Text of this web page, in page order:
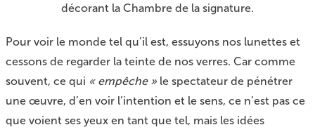
décorant la Chambre de la signature.
Pour voir le monde tel qu’il est, essuyons nos lunettes et
cessons de regarder la teinte de nos verres. Car comme
souvent, ce qui « empêche »le spectateur de pénétrer
une œuvre, d’en voir l’intention et le sens, ce n’est pas ce
que voient ses yeux en tant que tel, mais les idées